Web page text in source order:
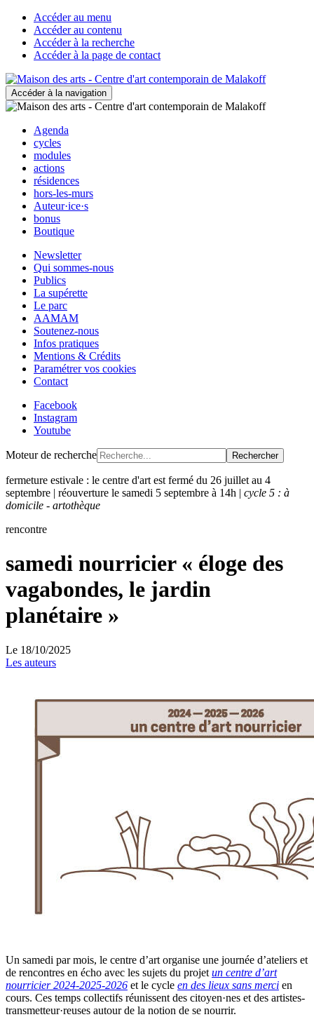
Accéder au menu
Accéder au contenu
Accéder à la recherche
Accéder à la page de contact
Accéder à la navigation
Agenda
cycles
modules
actions
résidences
hors-les-murs
Auteur·ice·s
bonus
Boutique
Newsletter
Qui sommes-nous
Publics
La supérette
Le parc
AAMAM
Soutenez-nous
Infos pratiques
Mentions & Crédits
Paramétrer vos cookies
Contact
Facebook
Instagram
Youtube
Moteur de recherche Rechercher
fermeture estivale : le centre d'art est fermé du 26 juillet au 4
septembre | réouverture le samedi 5 septembre à 14h | cycle 5 : à
domicile - artothèque
rencontre
samedi nourricier « éloge des
vagabondes, le jardin
planétaire »
Le 18/10/2025
Les auteurs
Un samedi par mois, le centre d’art organise une journée d’ateliers et
de rencontres en écho avec les sujets du projet un centre d’art
nourricier 2024-2025-2026 et le cycle en des lieux sans merci en
cours. Ces temps collectifs réunissent des citoyen·nes et des artistes-
transmetteur·reuses autour de la notion de se nourrir.